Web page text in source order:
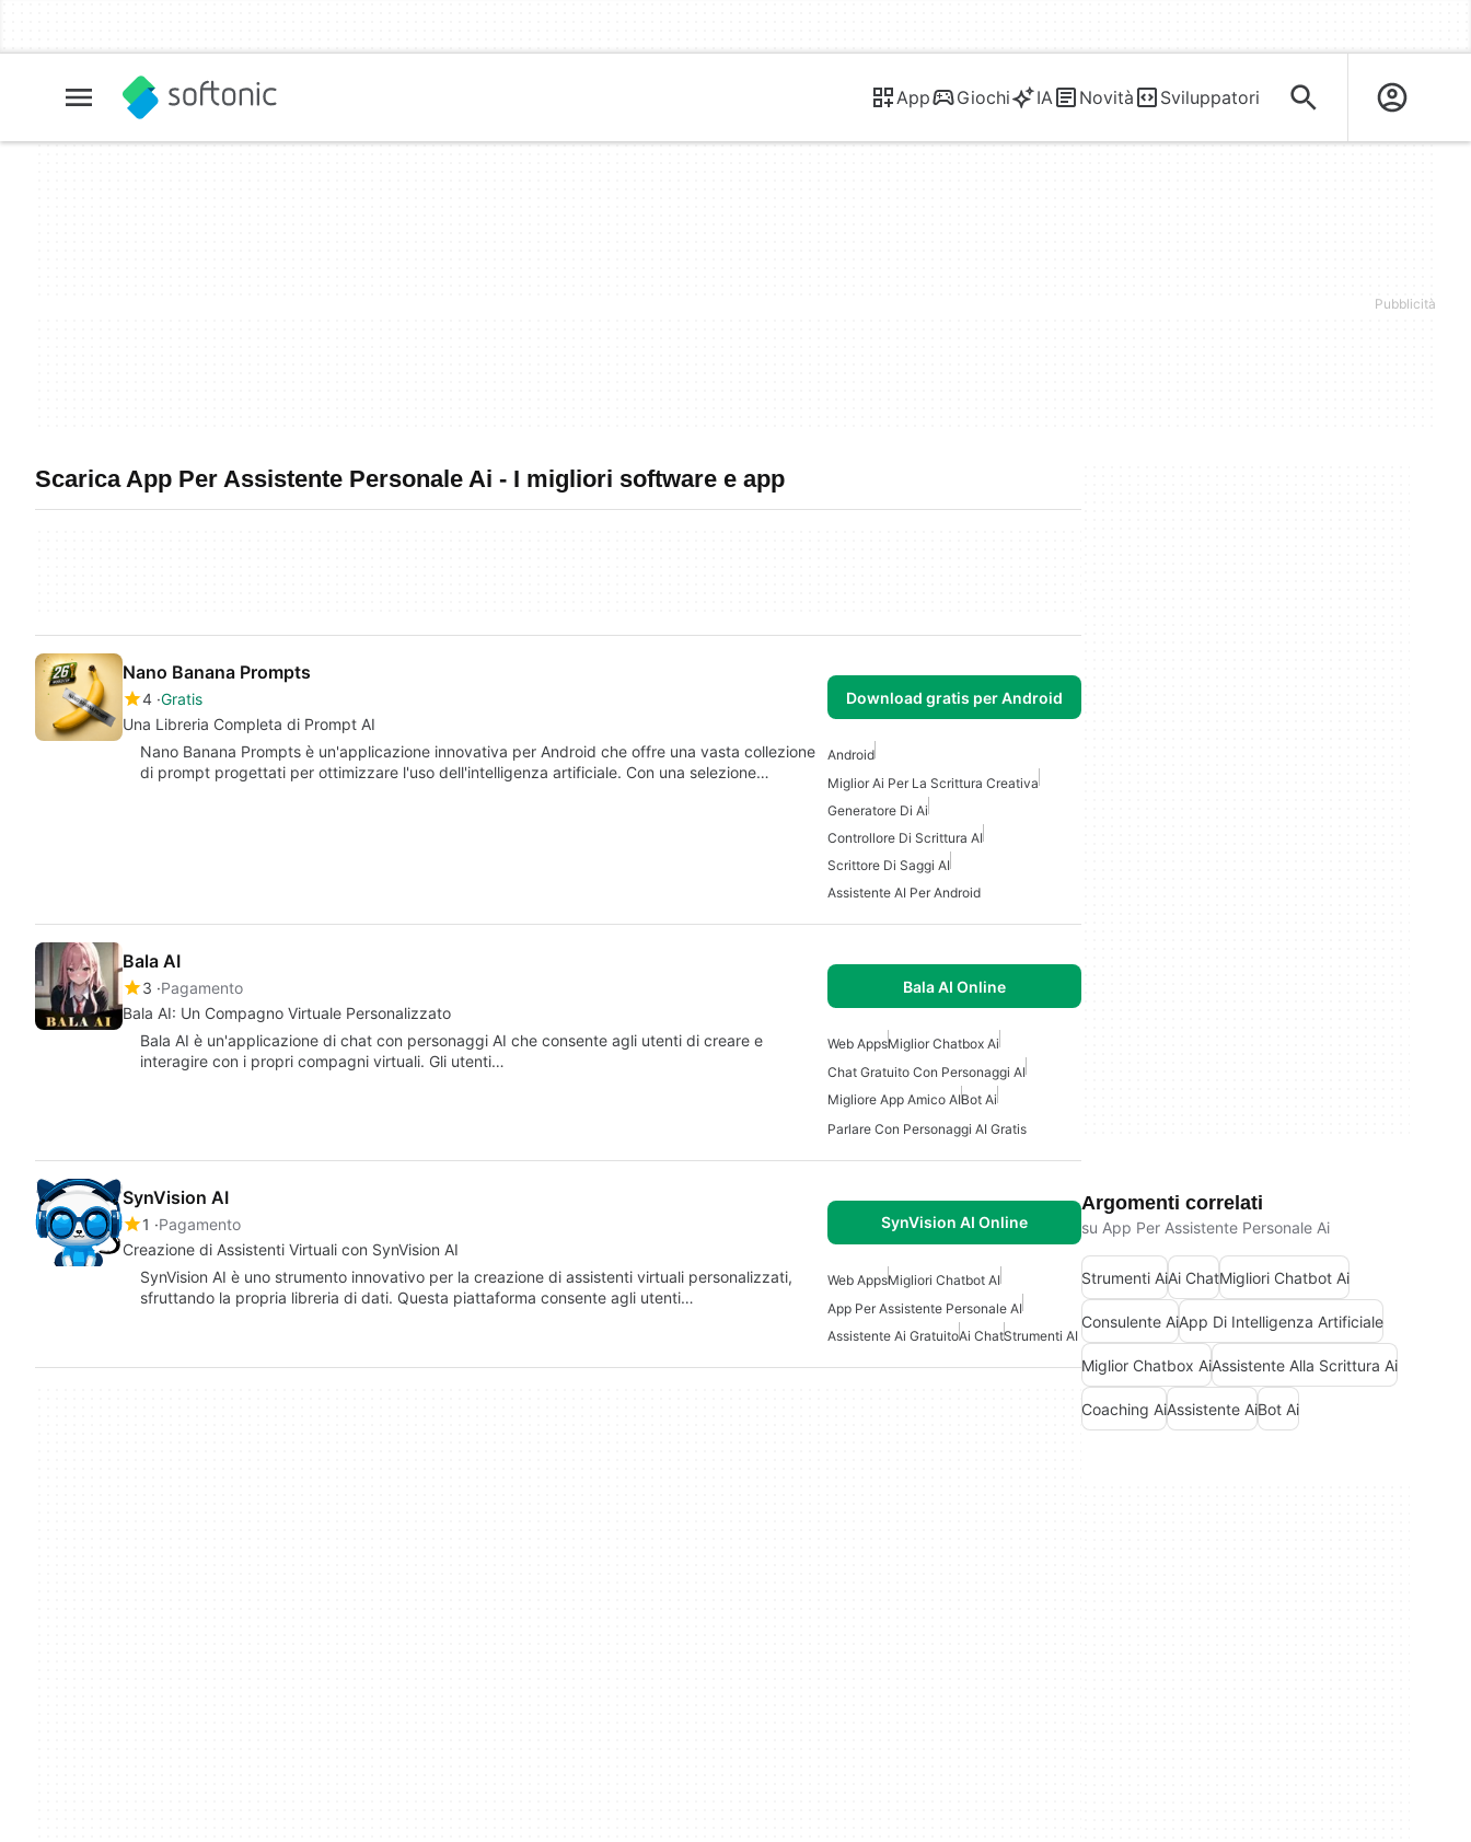
App Giochi IA Novità Sviluppatori
Scarica App Per Assistente Personale Ai - I migliori software e app
Nano Banana Prompts
4 Gratis
Una Libreria Completa di Prompt AI
Download gratis per Android
Nano Banana Prompts è un'applicazione innovativa per Android che offre una vasta collezione
di prompt progettati per ottimizzare l'uso dell'intelligenza artificiale. Con una selezione…
Android
Miglior Ai Per La Scrittura Creativa
Generatore Di Ai
Controllore Di Scrittura AI
Scrittore Di Saggi AI
Assistente AI Per Android
Bala AI
3 Pagamento
Bala AI: Un Compagno Virtuale Personalizzato
Bala AI Online
Bala AI è un'applicazione di chat con personaggi AI che consente agli utenti di creare e
interagire con i propri compagni virtuali. Gli utenti…
Web AppsMiglior Chatbox Ai
Chat Gratuito Con Personaggi AI
Migliore App Amico AIBot Ai
Parlare Con Personaggi AI Gratis
SynVision AI
1
Pagamento
Creazione di Assistenti Virtuali con SynVision AI
SynVision AI Online
SynVision AI è uno strumento innovativo per la creazione di assistenti virtuali personalizzati,
sfruttando la propria libreria di dati. Questa piattaforma consente agli utenti…
Web AppsMigliori Chatbot AI
App Per Assistente Personale AI
Assistente Ai GratuitoAi ChatStrumenti AI
Argomenti correlati
su App Per Assistente Personale Ai
Strumenti AiAi ChatMigliori Chatbot Ai
Consulente AiApp Di Intelligenza Artificiale
Miglior Chatbox AiAssistente Alla Scrittura Ai
Coaching AiAssistente AiBot Ai